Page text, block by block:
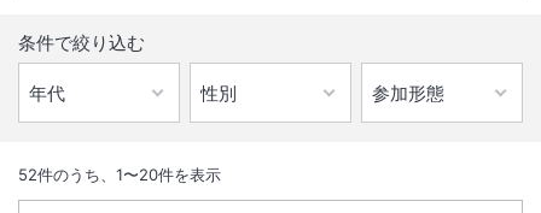
条件で絞り込む
52件のうち、 1〜20件を表示